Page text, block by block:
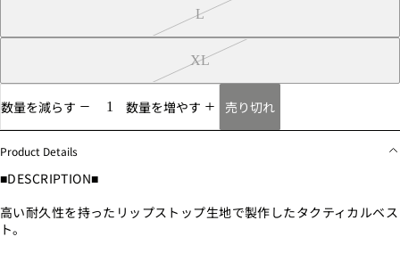
L
XL
数量を減らす 数量を増やす 売り切れ
Product Details
■DESCRIPTION■
高い耐久性を持ったリップストップ生地で製作したタクティカルベス
ト。